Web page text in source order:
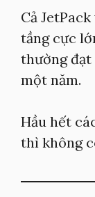
Cả
tầng cực
thường đạt
một năm.
Hầu hết
thì không